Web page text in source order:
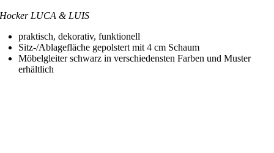
Hocker LUCA & LUIS
praktisch, dekorativ, funktionell
Sitz-/Ablagefläche gepolstert mit 4 cm Schaum
Möbelgleiter schwarz in verschiedensten Farben und Muster
erhältlich